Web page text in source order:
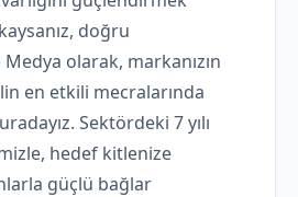
doğru
olarak, markanızın
en etkili mecralarında
Sektördeki 7 yılı
hedef kitlenize
güçlü bağlar